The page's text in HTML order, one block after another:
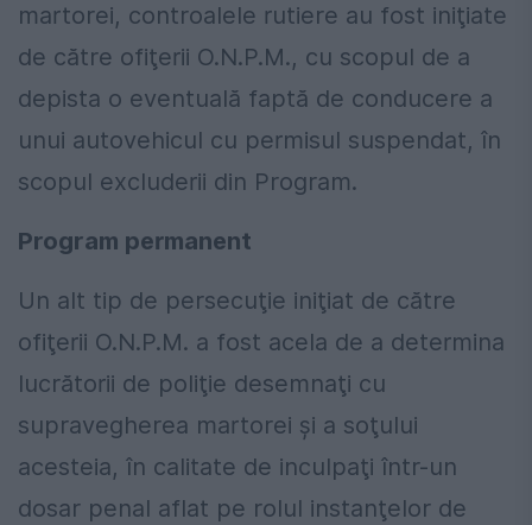
martorei, controalele rutiere au fost iniţiate
de către ofiţerii O.N.P.M., cu scopul de a
depista o eventuală faptă de conducere a
unui autovehicul cu permisul suspendat, în
scopul excluderii din Program.
Program permanent
Un alt tip de persecuţie iniţiat de către
ofiţerii O.N.P.M. a fost acela de a determina
lucrătorii de poliţie desemnaţi cu
supravegherea martorei şi a soţului
acesteia, în calitate de inculpaţi într-un
dosar penal aflat pe rolul instanţelor de